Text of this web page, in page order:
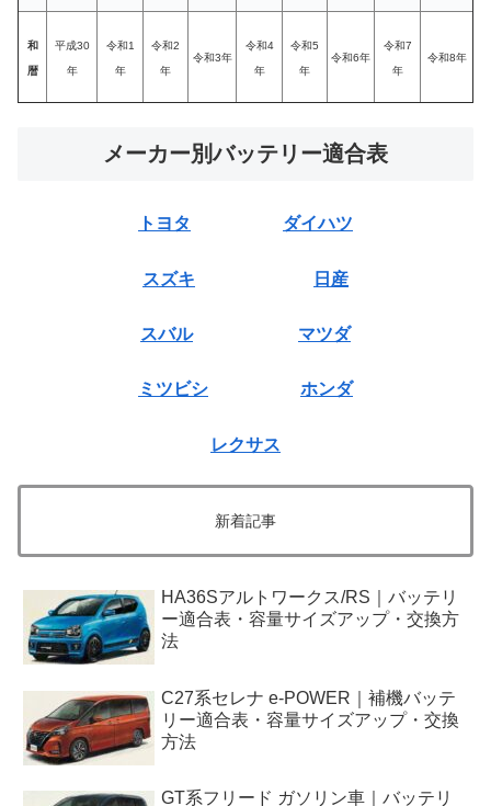
和
暦
平成30
年
令和1
年
令和2
年
令和3年
令和4
年
令和5
年
令和6年
令和7
年
令和8年
メーカー別バッテリー適合表
トヨタ ダイハツ
スズキ 日産
スバル マツダ
ミツビシ ホンダ
レクサス
新着記事
HA36Sアルトワークス/RS｜バッテリ
ー適合表・容量サイズアップ・交換方
法
C27系セレナ e-POWER｜補機バッテ
リー適合表・容量サイズアップ・交換
方法
GT系フリード ガソリン車｜バッテリ